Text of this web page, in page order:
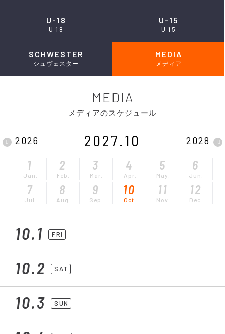
U-18
U-18
U-15
U-15
SCHWESTER
シュヴェスター
MEDIA
メディア
MEDIA
メディアのスケジュール
2026 2027.10 2028
1
Jan.
2
Feb.
3
Mar.
4
Apr.
5
May.
6
Jun.
7
Jul.
8
Aug.
9
Sep.
10
Oct.
11
Nov.
12
Dec.
10.1 FRI
10.2 SAT
10.3 SUN